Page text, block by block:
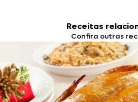
Receitas
Confira outras